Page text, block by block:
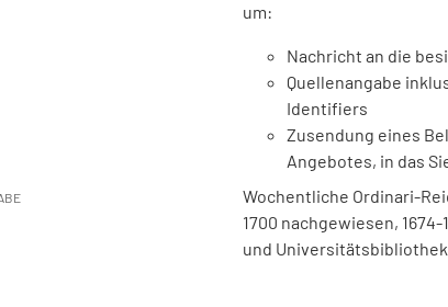
um:
Nachricht an die
Quellenangabe
Identifiers
Zusendung eines
Angebotes, in das
Wochentliche Ordinari-
1700 nachgewiesen, 1674-
und Universitätsbibliothek